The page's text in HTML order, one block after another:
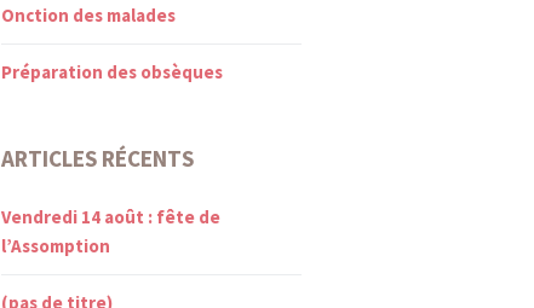
Onction des malades
Préparation des obsèques
ARTICLES RÉCENTS
Vendredi 14 août : fête de
l’Assomption
(pas de titre)